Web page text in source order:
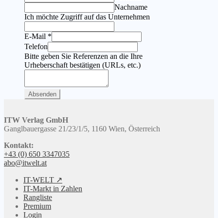
Nachname
Ich möchte Zugriff auf das Unternehmen
E-Mail *
Telefon
Bitte geben Sie Referenzen an die Ihre
Urheberschaft bestätigen (URLs, etc.)
Absenden
ITW Verlag GmbH
Ganglbauergasse 21/23/1/5, 1160 Wien, Österreich
Kontakt:
+43 (0) 650 3347035
abo@itwelt.at
IT-WELT ↗
IT-Markt in Zahlen
Rangliste
Premium
Login